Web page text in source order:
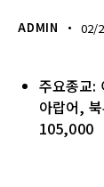
ADMIN 02/
주요종
아랍
105,000